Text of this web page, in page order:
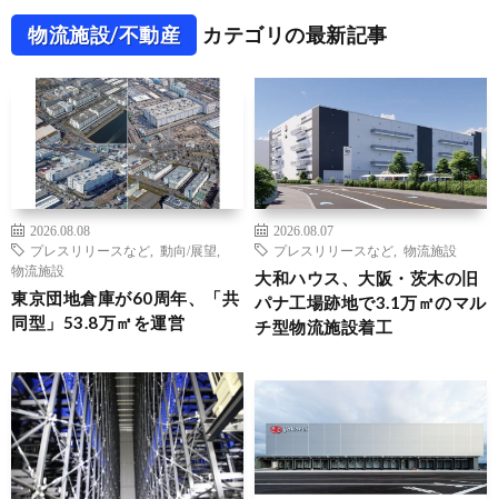
物流施設/不動産 カテゴリの最新記事
2026.08.08
プレスリリースなど
動向/展望
物流施設
東京団地倉庫が60周年、「共
同型」53.8万㎡を運営
2026.08.07
プレスリリースなど
物流施設
大和ハウス、大阪・茨木の旧
パナ工場跡地で3.1万㎡のマル
チ型物流施設着工